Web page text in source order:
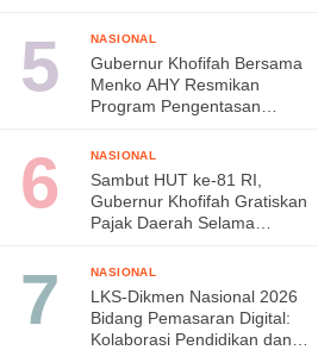
di Jepang
NASIONAL
Gubernur Khofifah Bersama
Menko AHY Resmikan
Program Pengentasan
Wujudkan Lingkungan ASRI di
Gresik
NASIONAL
Sambut HUT ke-81 RI,
Gubernur Khofifah Gratiskan
Pajak Daerah Selama
NASIONAL
LKS-Dikmen Nasional 2026
Bidang Pemasaran Digital:
Kolaborasi Pendidikan dan